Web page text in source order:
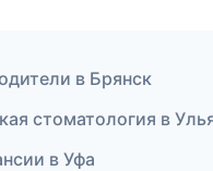
в Брянск
стоматология в
в Уфа